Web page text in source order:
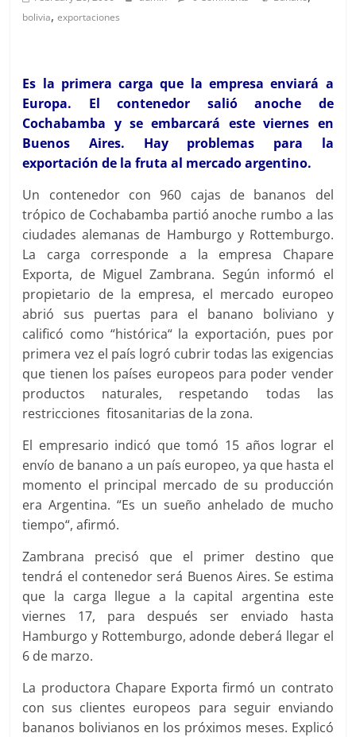
bolivia,exportaciones
Es la primera carga que la empresa enviará a
Europa. El contenedor salió anoche de
Cochabamba y se embarcará este viernes en
Buenos Aires. Hay problemas para la
exportación de la fruta al mercado argentino.
Un contenedor con 960 cajas de bananos del
trópico de Cochabamba partió anoche rumbo a las
ciudades alemanas de Hamburgo y Rottemburgo.
La carga corresponde a la empresa Chapare
Exporta, de Miguel Zambrana. Según informó el
propietario de la empresa, el mercado europeo
abrió sus puertas para el banano boliviano y
calificó como “histórica“ la exportación, pues por
primera vez el país logró cubrir todas las exigencias
que tienen los países europeos para poder vender
productos naturales, respetando todas las
restricciones fitosanitarias de la zona.
El empresario indicó que tomó 15 años lograr el
envío de banano a un país europeo, ya que hasta el
momento el principal mercado de su producción
era Argentina. “Es un sueño anhelado de mucho
tiempo“, afirmó.
Zambrana precisó que el primer destino que
tendrá el contenedor será Buenos Aires. Se estima
que la carga llegue a la capital argentina este
viernes 17, para después ser enviado hasta
Hamburgo y Rottemburgo, adonde deberá llegar el
6 de marzo.
La productora Chapare Exporta firmó un contrato
con sus clientes europeos para seguir enviando
bananos bolivianos en los próximos meses. Explicó